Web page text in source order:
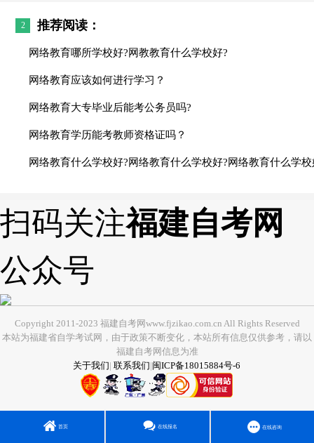
2 推荐阅读：
网络教育哪所学校好?网教教育什么学校好?
网络教育应该如何进行学习？
网络教育大专毕业后能考公务员吗?
网络教育学历能考教师资格证吗？
网络教育什么学校好?网络教育什么学校好?网络教育什么学
扫码关注福建自考网
公众号
首页 在线报名 在线咨询
Copyright 2011-2023 福建自考网www.fjzikao.com.cn All Rights Reserved
本站为福建省自学考试网，由于政策不断变化，本站所有信息仅供参考，请以
福建自考网信息为准
关于我们| 联系我们|闽ICP备18015884号-6